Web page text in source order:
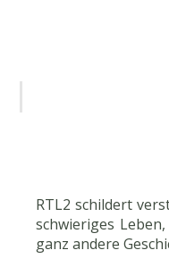
RTL2 schildert
schwieriges
ganz andere